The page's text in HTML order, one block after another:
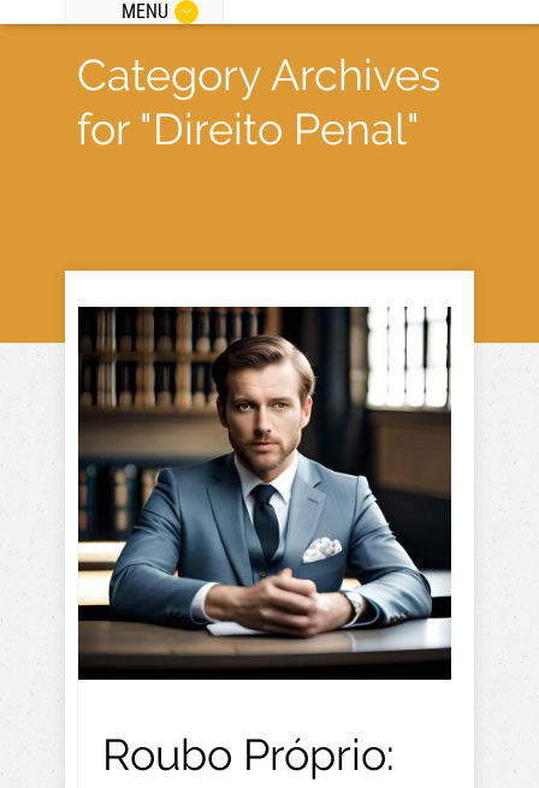
MENU
Category Archives
for "Direito Penal"
Roubo Próprio: